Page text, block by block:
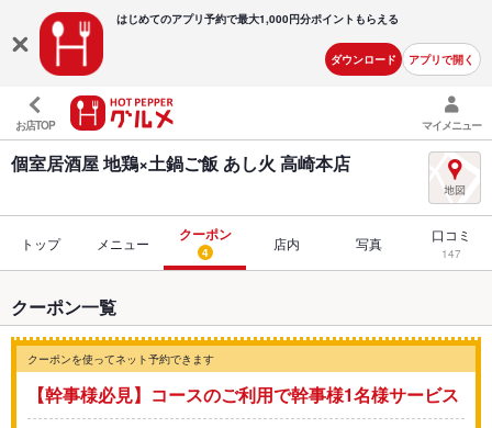
はじめてのアプリ予約で最大1,000円分ポイントもらえる
ダウンロード アプリで開く
お店TOP マイメニュー
個室居酒屋 地鶏×土鍋ご飯 あし火 高崎本店
トップ メニュー クーポン
4 店内 写真 口コミ
147
クーポン一覧
クーポンを使ってネット予約できます
【幹事様必見】コースのご利用で幹事様1名様サービス